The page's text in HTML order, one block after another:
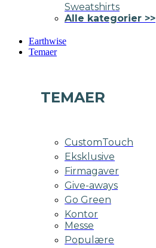
Sweatshirts
Alle kategorier >>
Earthwise
Temaer
TEMAER
CustomTouch
Eksklusive
Firmagaver
Give-aways
Go Green
Kontor
Messe
Populære